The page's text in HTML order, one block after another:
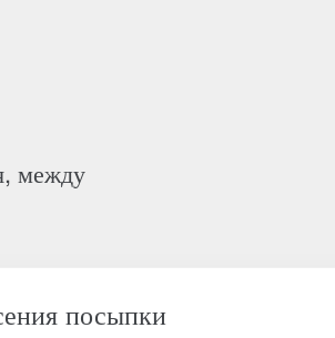
между
посыпки